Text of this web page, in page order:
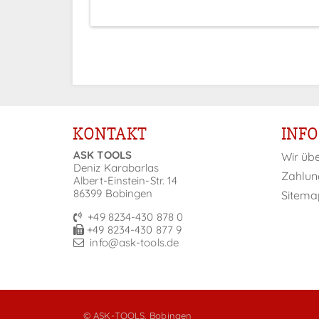
KONTAKT
ASK TOOLS
Deniz Karabarlas
Albert-Einstein-Str. 14
86399 Bobingen
+49 8234-430 878 0
+49 8234-430 877 9
info@ask-tools.de
Wir
© ASK-TOOLS, Bobingen